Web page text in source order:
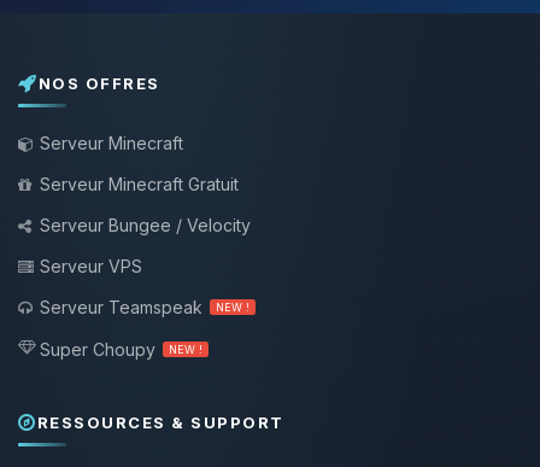
NOS OFFRES
Serveur Minecraft
Serveur Minecraft Gratuit
Serveur Bungee / Velocity
Serveur VPS
Serveur Teamspeak
NEW !
Super Choupy NEW !
RESSOURCES & SUPPORT